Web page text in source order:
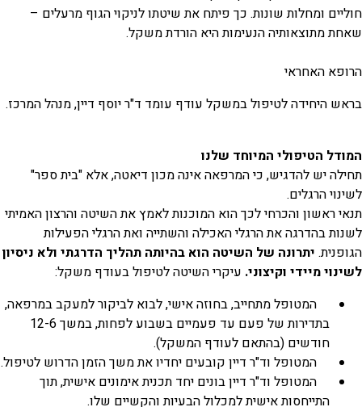
חוליים ומחלות שונות. כך פיתח את שיטתו לניקוי הגוף מרעלים –
שאחת מתוצאותיה הנעימות היא הורדת משקל.
הרופא האחראי
בראש היחידה לטיפול במשקל עודף עומד ד"ר יוסף דיין, מנהל המרכז.
המודל הטיפולי המיוחד שלנו
תחילה יש להדגיש, כי המרפאה אינה מכון דיאטה, אלא "בית ספר"
לשינוי הרגלים.
תנאי ראשון והכרחי לכך הוא המוכנות לאמץ את השיטה והרצון האמיתי
לשנות בהדרגה את הרגלי האכילה והשתייה ואת הרגלי הפעילות
הגופנית. יתרונה של השיטה הוא בהיותה תהליך הדרגתי ולא ניסיון
לשינוי מיידי וקיצוני. עיקרי השיטה לטיפול בעודף משקל:
המטופל מתחייב, בחוזה אישי, לבוא לביקור למעקב במרפאה,
בתדירות של פעם עד פעמיים בשבוע לפחות, במשך 12-6
חודשים (בהתאם לעודף המשקל).
המטופל וד"ר דיין קובעים יחדיו את משך הזמן הדרוש לטיפול.
המטופל וד"ר דיין בונים יחד תכנית אימונים אישית, תוך
התייחסות אישית למכלול הבעיות והקשיים שלו.